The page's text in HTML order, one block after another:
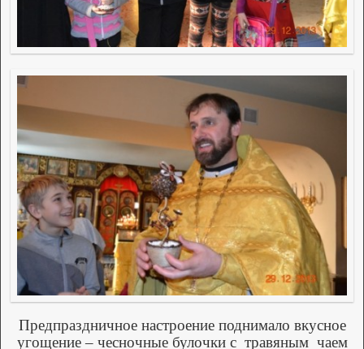
Предпраздничное настроение поднимало вкусное
угощение – чесночные булочки с травяным чаем